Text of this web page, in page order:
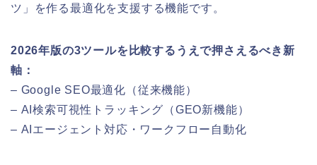
ツ」を作る最適化を支援する機能です。
2026年版の3ツールを比較するうえで押さえるべき新
軸：
– Google SEO最適化（従来機能）
– AI検索可視性トラッキング（GEO新機能）
– AIエージェント対応・ワークフロー自動化